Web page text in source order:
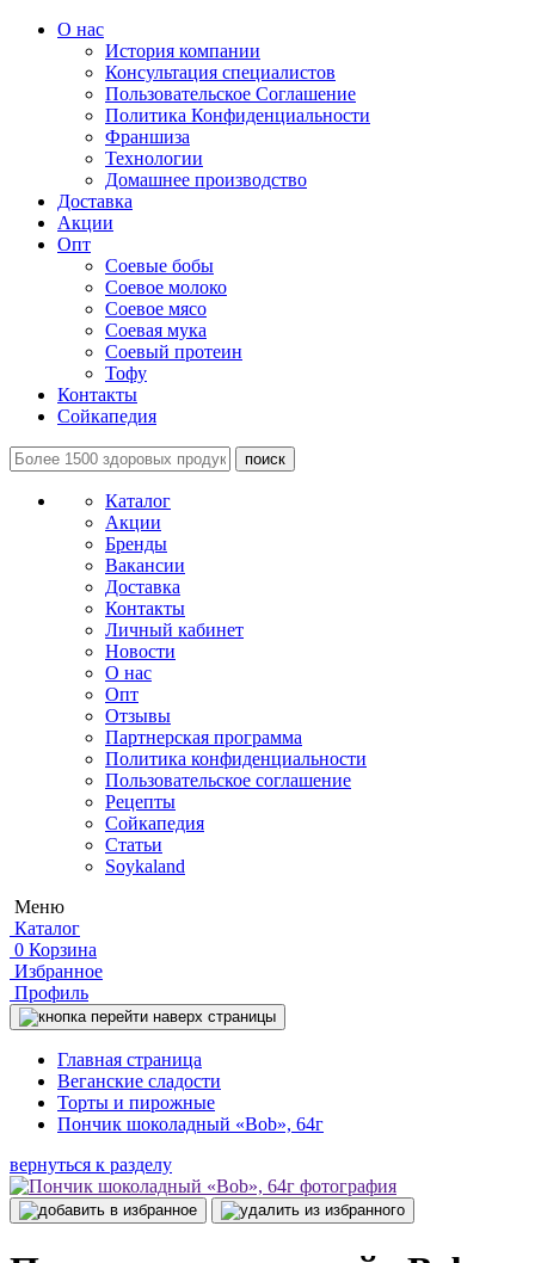
О нас
История компании
Консультация специалистов
Пользовательское Соглашение
Политика Конфиденциальности
Франшиза
Технологии
Домашнее производство
Доставка
Акции
Опт
Соевые бобы
Соевое молоко
Соевое мясо
Соевая мука
Соевый протеин
Тофу
Контакты
Сойкапедия
поиск
Каталог
Акции
Бренды
Вакансии
Доставка
Контакты
Личный кабинет
Новости
О нас
Опт
Отзывы
Партнерская программа
Политика конфиденциальности
Пользовательское соглашение
Рецепты
Сойкапедия
Статьи
Soykaland
Меню
Каталог
0 Корзина
Избранное
Профиль
Главная страница
Веганские сладости
Торты и пирожные
Пончик шоколадный «Bob», 64г
вернуться к разделу